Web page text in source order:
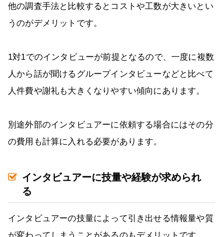
他の調査手法と比較するとコストや工数が大きいとい
うのがデメリットです。
1対1でのインタビューが前提となるので、一度に複数
人から話が聞けるグループインタビューなどと比べて
人件費や謝礼も大きくなりやすい傾向にあります。
別途外部のインタビュアーに依頼する場合にはその分
の費用も計算に入れる必要があります。
インタビュアーに技量や経験が求められ
る
インタビュアーの技量によって引き出せる情報量や質